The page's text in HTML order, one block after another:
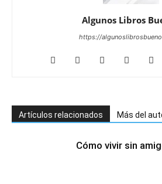
Algunos Libros
https://
Artículos relacionados Más del
Cómo vivir sin